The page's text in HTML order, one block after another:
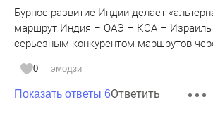
Бурное развитие Индии делает
маршрут Индия – ОАЭ – КСА – Израиль
серьезным конкурентом маршрутов
0 эмодзи
Показать ответы 6Ответить